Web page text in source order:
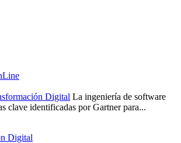
Digital La ingeniería de software
clave identificadas por Gartner para...
Digital